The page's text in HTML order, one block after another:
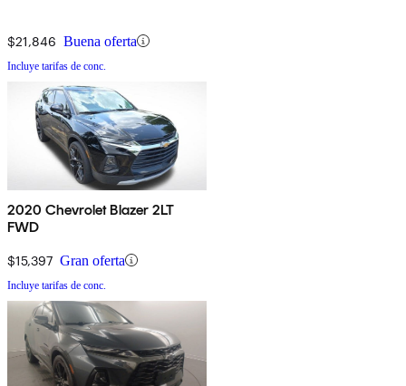
$21,846 Buena oferta
Incluye tarifas de conc.
2020 Chevrolet Blazer 2LT
FWD
$15,397 Gran oferta
Incluye tarifas de conc.